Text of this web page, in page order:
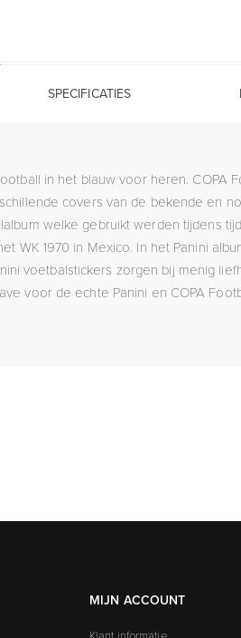
SPECIFICATIES
in het blauw voor heren. COPA
covers van de bekende en
welke gebruikt werden tijdens
WK 1970 in Mexico. In het Panini
voetbalstickers zorgen bij menig
voor de echte Panini en COPA
MIJN ACCOUNT